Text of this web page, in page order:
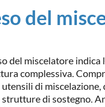
del
del miscelatore
complessiva.
di
di sostegno.